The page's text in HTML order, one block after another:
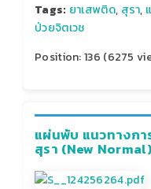
Tags: ยาเสพติด, สุรา,
ป่วยจิตเวช
Position:136 (6275
แผ่นพับ แนวทางก
สุรา (New Normal)